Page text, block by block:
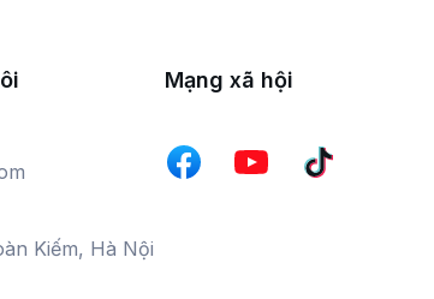
Kiếm, Hà Nội
Mạng xã hội